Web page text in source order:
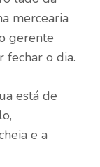
mercearia
gerente
fechar o dia.
está de
e a